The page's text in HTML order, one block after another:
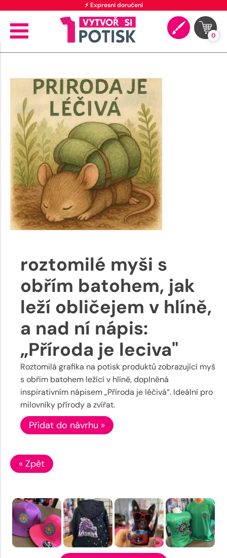
⚡ Expresní doručení
0
roztomilé myši s
obřím batohem, jak
leží obličejem v hlíně,
a nad ní nápis:
„Příroda je leciva"
Roztomilá grafika na potisk produktů zobrazující myš
s obřím batohem ležící v hlíně, doplněná
inspirativním nápisem „Příroda je léčivá“. Ideální pro
milovníky přírody a zvířat.
Přidat do návrhu »
« Zpět